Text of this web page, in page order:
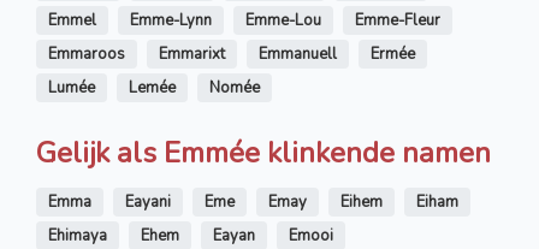
Emmel
Emme-Lynn Emme-Lou
Emme-Fleur
Emmaroos
Emmarixt Emmanuell
Ermée
Lumée
Lemée Nomée
Gelijk als Emmée klinkende namen
Emma Eayani Eme Emay Eihem
Eiham
Ehimaya
Ehem Eayan Emooi